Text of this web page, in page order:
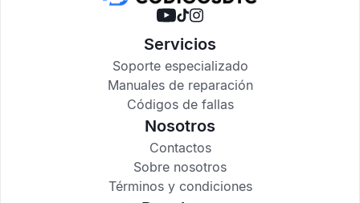
Servicios
Soporte especializado
Manuales de reparación
Códigos de fallas
Nosotros
Contactos
Sobre nosotros
Términos y condiciones